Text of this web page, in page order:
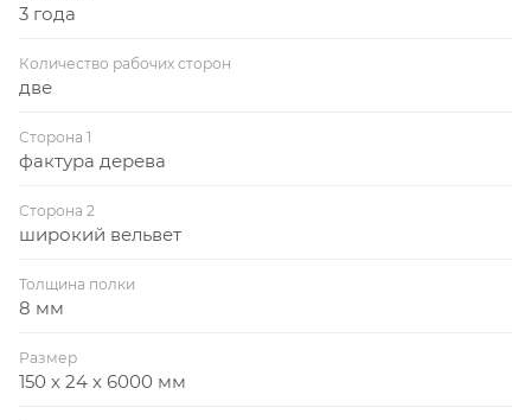
3 года
Количество рабочих сторон
две
Сторона 1
фактура дерева
Сторона 2
широкий вельвет
Толщина полки
8 мм
Размер
150 х 24 х 6000 мм